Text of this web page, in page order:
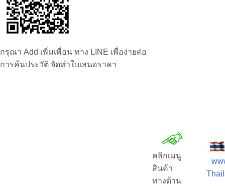
กรุณา Add เพิ่มเพื่อน ทาง LINE เพื่อง่ายต่อ
การค้นประวัติ จัดทำใบเสนอราคา
คลิกเมนู
สินค้า
ทางด้าน